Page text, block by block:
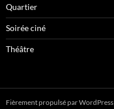
Quartier
Soirée ciné
Théâtre
Fièrement propulsé par WordPress